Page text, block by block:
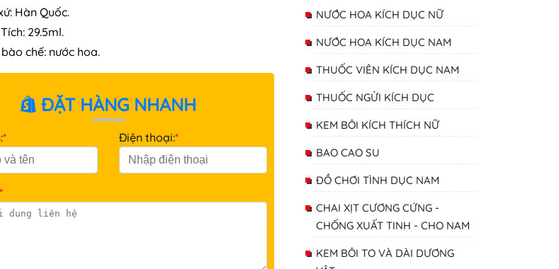
Hàn Quốc.
29.5ml.
chế: nước hoa.
ĐẶT HÀNG NHANH
* Điện thoại:*
*
NƯỚC HOA KÍCH DỤC NỮ
NƯỚC HOA KÍCH DỤC NAM
THUỐC VIÊN KÍCH DỤC NAM
THUỐC NGỬI KÍCH DỤC
KEM BÔI KÍCH THÍCH NỮ
BAO CAO SU
ĐỒ CHƠI TÌNH DỤC NAM
CHAI XỊT CƯƠNG CỨNG -
CHỐNG XUẤT TINH - CHO NAM
KEM BÔI TO VÀ DÀI DƯƠNG